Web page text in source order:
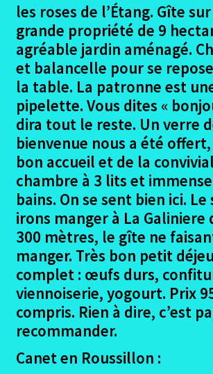
les roses de l’Étang. Gîte
grande propriété de 9
agréable jardin aménagé.
et balancelle pour se
la table. La patronne est
pipelette. Vous dites «
dira tout le reste. Un verre
bienvenue nous a été
bon accueil et de la
chambre à 3 lits et
bains. On se sent bien ici.
irons manger à La Galiniere
300 mètres, le gîte ne
manger. Très bon petit
complet : œufs durs,
viennoiserie, yogourt. Prix
compris. Rien à dire, c’est
recommander.
Canet en Roussillon :